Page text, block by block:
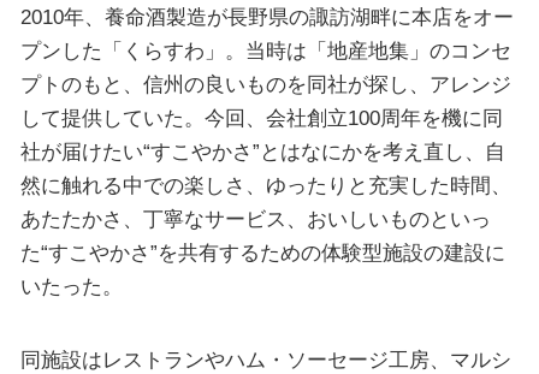
2010年、養命酒製造が長野県の諏訪湖畔に本店をオー
プンした「くらすわ」。当時は「地産地集」のコンセ
プトのもと、信州の良いものを同社が探し、アレンジ
して提供していた。今回、会社創立100周年を機に同
社が届けたい“すこやかさ”とはなにかを考え直し、自
然に触れる中での楽しさ、ゆったりと充実した時間、
あたたかさ、丁寧なサービス、おいしいものといっ
た“すこやかさ”を共有するための体験型施設の建設に
いたった。
同施設はレストランやハム・ソーセージ工房、マルシ